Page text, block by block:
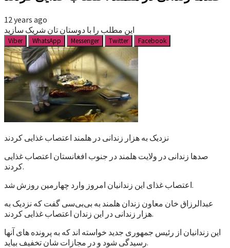
12 years ago
این مطلب را با دوستان تان شریک سازید
Viber WhatsApp Messenger Twitter Facebook
نزدیک به هزار زندانی در هلمند اعتصاب غذایی کردند
صدها زندانی در ولایت هلمند در جنوب افغانستان اعتصاب غذایی
کردند.
اعتصاب غذای این زندانیان امروز وارد چهارمین روزش شد.
عبدالرزاق خان معاون زندان هلمند به بی‌بی‌سی گفت که نزدیک به
هزار زندانی در این زندان اعتصاب غذایی کردند.
این زندانیان از رئیس جمهوری جدید خواسته اند که به پرونده های آنها
رسیدگی شود و در مجازات شان تخفیف بیاید.